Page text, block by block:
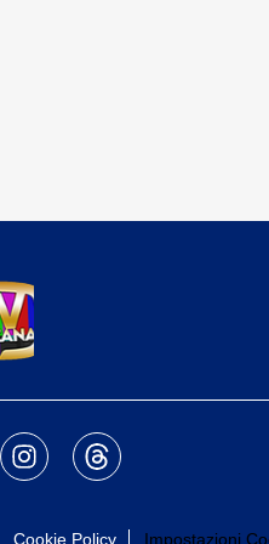
Cookie Policy Impostazioni